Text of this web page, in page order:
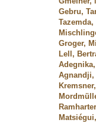
Gebru,
Groger,
Lell,
Agnandji,